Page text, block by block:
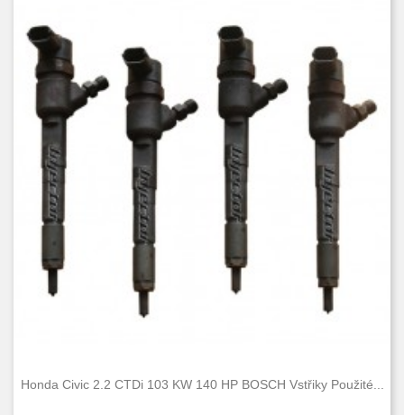
Honda Civic 2.2 CTDi 103 KW 140 HP BOSCH Vstřiky Použité...